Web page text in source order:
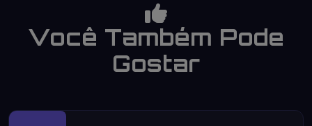
Você Também Pode
Gostar